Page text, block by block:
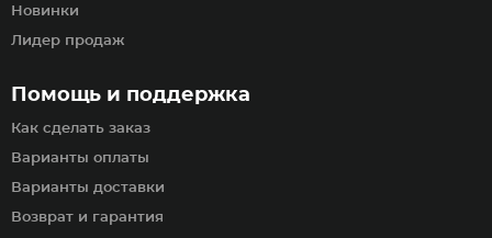
Помощь и поддержка
Как сделать заказ
Варианты оплаты
Варианты доставки
Возврат и гарантия
Новинки
Лидер продаж